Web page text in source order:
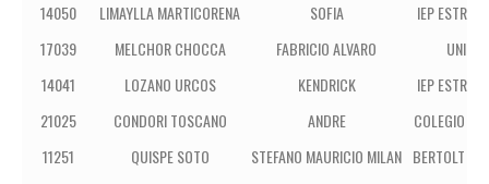
14050
LIMAYLLA MARTICORENA SOFIA
IEP
17039
MELCHOR CHOCCA FABRICIO ALVARO
UNIÓN
14041
LOZANO URCOS KENDRICK
IEP
21025
CONDORI TOSCANO ANDRE
COLEGIO
11251
QUISPE SOTO STEFANO MAURICIO MILAN BERTOLT